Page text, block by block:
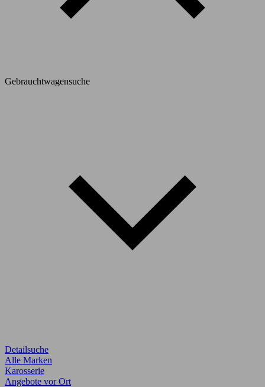
Gebrauchtwagensuche
Detailsuche
Alle Marken
Karosserie
Angebote vor Ort